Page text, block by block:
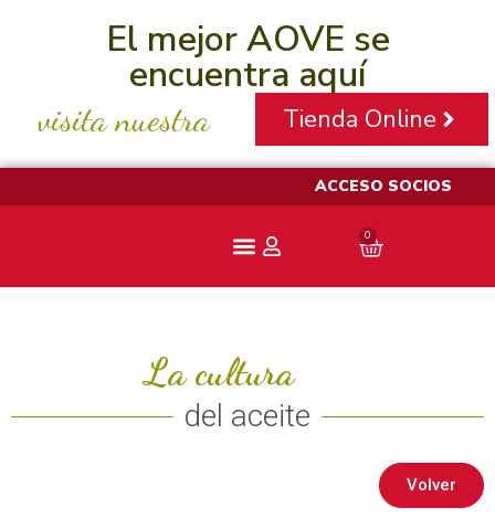
El mejor AOVE se
encuentra aquí
visita nuestra Tienda Online
ACCESO SOCIOS
0
La cultura
del aceite
Volver